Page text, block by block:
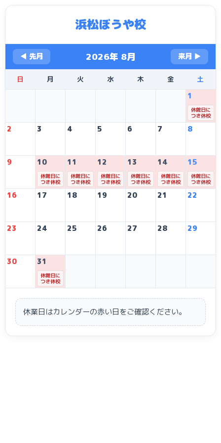
浜松ぼうや校
◀ 先月 2026年 8月 来月 ▶
日 月 火 水 木 金 土
1
休館日に
つき休校
2 3 4 5 6 7 8
9 10
休館日に
つき休校
11
休館日に
つき休校
12
休館日に
つき休校
13
休館日に
つき休校
14
休館日に
つき休校
15
休館日に
つき休校
16 17 18 19 20 21 22
23 24 25 26 27 28 29
30 31
休館日に
つき休校
休業日はカレンダーの赤い日をご確認ください。